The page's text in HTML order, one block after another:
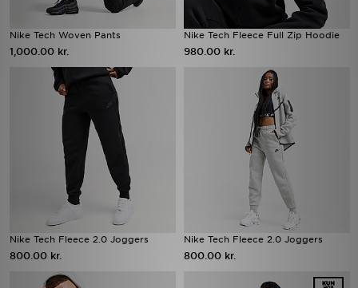
Nike Tech Woven Pants
1,000.00 kr.
Nike Tech Fleece Full Zip Hoodie
980.00 kr.
Nike Tech Fleece 2.0 Joggers
800.00 kr.
Nike Tech Fleece 2.0 Joggers
800.00 kr.